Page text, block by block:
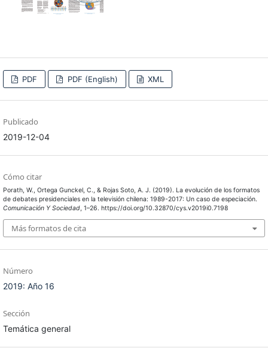
PDF PDF (English) XML
Publicado
2019-12-04
Cómo citar
Porath, W., Ortega Gunckel, C., & Rojas Soto, A. J. (2019). La evolución de los formatos
de debates presidenciales en la televisión chilena: 1989-2017: Un caso de especiación.
Comunicación Y Sociedad, 1–26. https://doi.org/10.32870/cys.v2019i0.7198
Más formatos de cita
Número
2019: Año 16
Sección
Temática general